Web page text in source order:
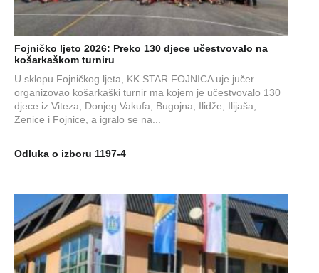
Fojničko ljeto 2026: Preko 130 djece učestvovalo na
košarkaškom turniru
U sklopu Fojničkog ljeta, KK STAR FOJNICA uje jučer
organizovao košarkaški turnir ma kojem je učestvovalo 130
djece iz Viteza, Donjeg Vakufa, Bugojna, Ilidže, Ilijaša,
Zenice i Fojnice, a igralo se na...
Odluka o izboru 1197-4